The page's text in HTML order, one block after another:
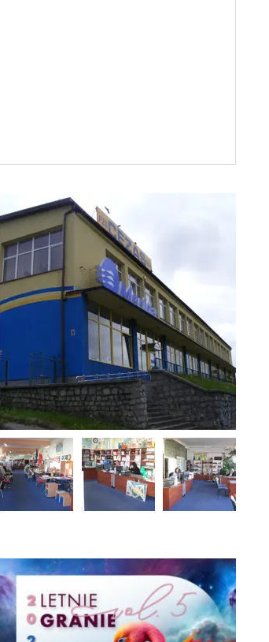
Cezas.
Przedsiębiorstwo
Zaopatrzenia Szkół sp.
z o.o.
Al. Solidarności 15
15-751 Białystok